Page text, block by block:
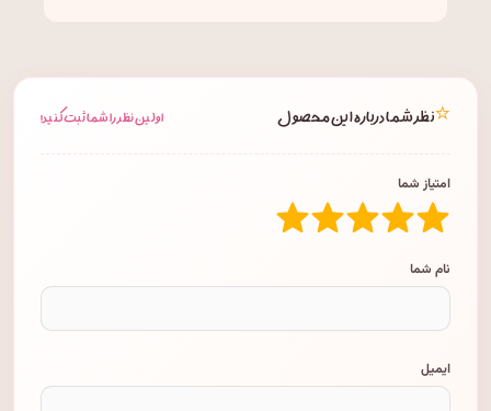
⭐نظر شما درباره این محصول اولین نظر را شما ثبت کنید!
امتیاز شما
نام شما
ایمیل